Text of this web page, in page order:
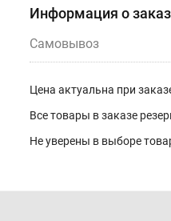
Информация о
Самовывоз
Цена актуальна при
Все товары в заказе
Не уверены в выборе